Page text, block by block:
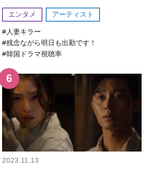
回！
エンタメ アーティスト
人妻キラー
残念ながら明日も出勤です！
韓国ドラマ視聴率
2023.11.13